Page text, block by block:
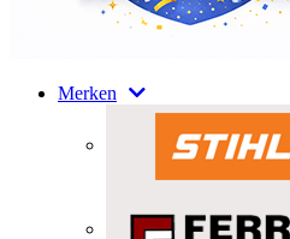
Merken